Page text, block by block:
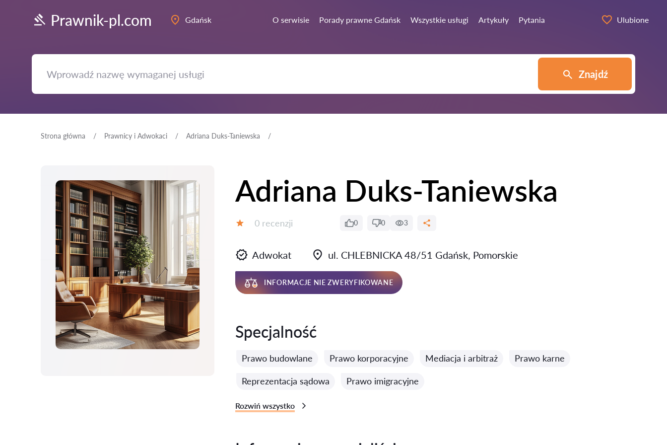
Prawnik-pl.com Gdańsk O serwisie Porady prawne Gdańsk Wszystkie usługi Artykuły Pytania Ulubione
Znajdź
Strona główna Prawnicy i Adwokaci Adriana Duks-Taniewska
Adriana Duks-Taniewska
Recenzji:
0 recenzji 0 0 3
Adwokat ul. CHLEBNICKA 48/51 Gdańsk, Pomorskie
INFORMACJE NIE ZWERYFIKOWANE
Specjalność
Prawo budowlane Prawo korporacyjne Mediacja i arbitraż Prawo karne
Reprezentacja sądowa Prawo imigracyjne
Rozwiń wszystko